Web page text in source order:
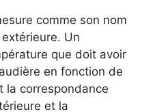
comme son nom
Un
que doit avoir
en fonction de
la correspondance
et la